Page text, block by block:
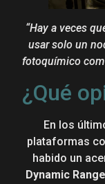
“Hay a veces
usar solo un
fotoquímico
¿Qué
En los
plataformas
habido un
Dynamic Range